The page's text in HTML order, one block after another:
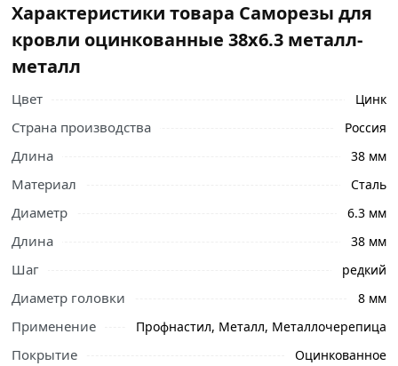
Ознакомьтесь с подробными характеристиками,
описанием и отзывами о товаре, чтобы сделать
правильный выбор и заказать онлайн. Наши
свяжутся с Вами для согласования условий доставки
или самовывоза.
Характеристики товара Саморезы для
кровли оцинкованные 38х6.3 металл-
металл
Цвет Цинк
Страна производства Россия
Длина 38 мм
Материал Сталь
Диаметр 6.3 мм
Длина 38 мм
Шаг редкий
Диаметр головки 8 мм
Применение Профнастил, Металл, Металлочерепица
Покрытие Оцинкованное